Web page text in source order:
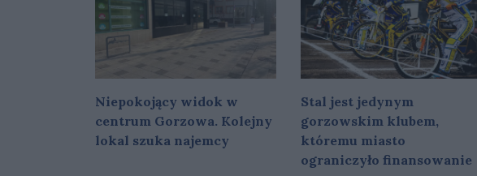
Niepokojący widok w
centrum Gorzowa. Kolejny
lokal szuka najemcy
Stal jest jedynym
gorzowskim klubem,
któremu miasto
ograniczyło finansowanie